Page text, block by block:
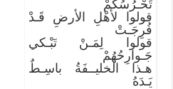
تَحْـرُسُكُمْ
قولوا لأهْلِ الأرضِ قَـدْ
فُرِجَـتْ
قولوا لِمَـنْ تَبْـكي
جَـوارِحُهُمْ
هـذا الخليــفَةُ باسِـطٌ
يَـدَهُ